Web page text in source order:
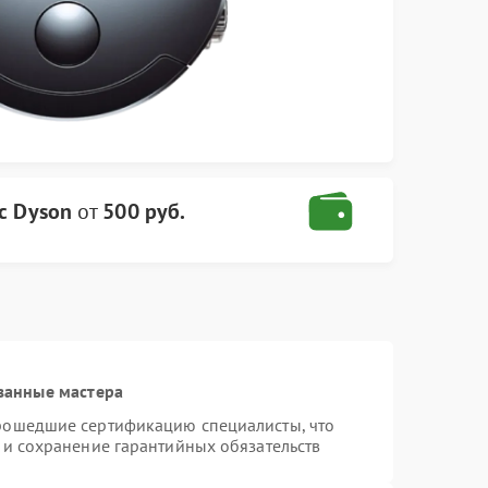
Dyson от500 руб.
мастера
сертификацию специалисты, что
сохранение гарантийных обязательств